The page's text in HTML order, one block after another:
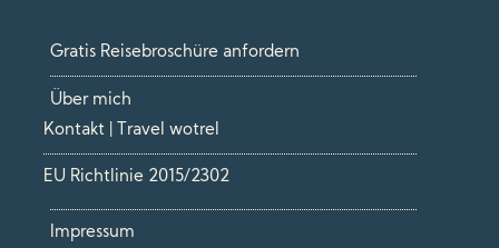
Gratis Reisebroschüre anfordern
Über mich
Kontakt | Travel wotrel
EU Richtlinie 2015/2302
Impressum